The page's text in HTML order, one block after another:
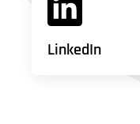
LinkedIn